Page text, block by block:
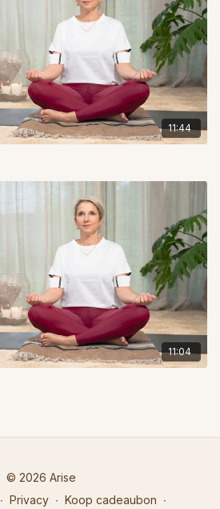
11:44
11:04
© 2026 Arise
∙ Privacy ∙ Koop cadeaubon ∙